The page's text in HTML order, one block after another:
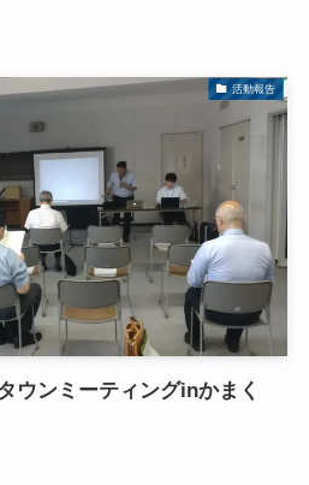
活動報告
ウンミーティングinかまく